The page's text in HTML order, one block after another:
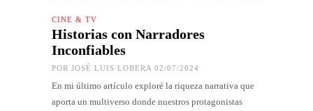
CINE & TV
Historias con Narradores
Inconfiables
POR JOSÉ LUIS LOBERA 02/07/2024
En mi último artículo exploré la riqueza narrativa que
aporta un multiverso donde nuestros protagonistas